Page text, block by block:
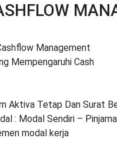
Management
Mempengaruhi Cash
Aktiva Tetap Dan Surat
: Modal Sendiri –
modal kerja